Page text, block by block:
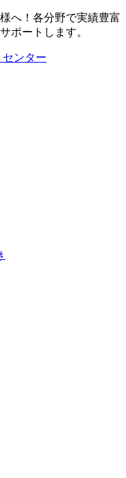
へ！各分野で実績豊富
ポートします。